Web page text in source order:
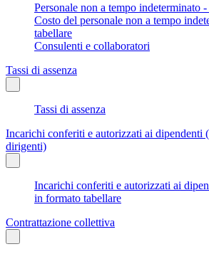
Personale non a tempo indeterminato
Costo del personale non a tempo
tabellare
Consulenti e collaboratori
Tassi di assenza
Tassi di assenza
Incarichi conferiti e autorizzati ai dipendenti
dirigenti)
Incarichi conferiti e autorizzati ai
in formato tabellare
Contrattazione collettiva